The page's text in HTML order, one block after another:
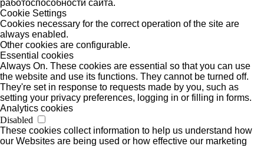
работоспособности сайта.
Cookie Settings
Cookies necessary for the correct operation of the site are
always enabled.
Other cookies are configurable.
Essential cookies
Always On. These cookies are essential so that you can use
the website and use its functions. They cannot be turned off.
They're set in response to requests made by you, such as
setting your privacy preferences, logging in or filling in forms.
Analytics cookies
Disabled
These cookies collect information to help us understand how
our Websites are being used or how effective our marketing